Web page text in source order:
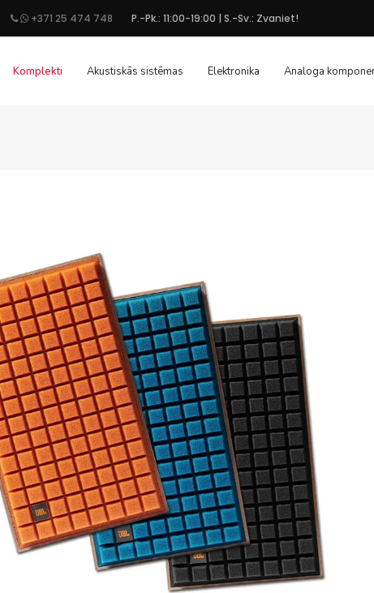
+371 25 474 748 P.-Pk.: 11:00-19:00 | S.-Sv.: Zvaniet!
Komplekti Akustiskās sistēmas Elektronika Analoga